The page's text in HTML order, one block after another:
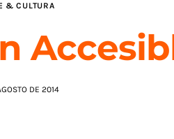
& CULTURA
DE 2014